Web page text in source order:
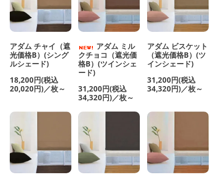
アダム チャイ（遮
光価格B）(シング
ルシェード)
18,200円(税込
20,020円)／枚～
アダム ミル
クチョコ（遮光価
格B）(ツインシェ
ード)
31,200円(税込
34,320円)／枚～
アダム ビスケット
（遮光価格B）(ツ
インシェード)
31,200円(税込
34,320円)／枚～